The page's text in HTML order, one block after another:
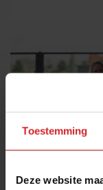
Toestemming
Deze website